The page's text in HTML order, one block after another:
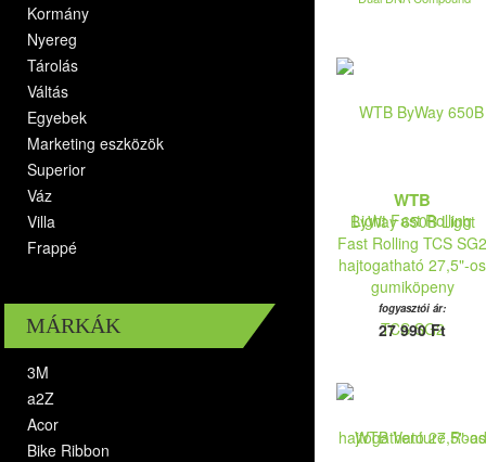
Kormány
Nyereg
Tárolás
Váltás
Egyebek
Marketing eszközök
Superior
Váz
Villa
Frappé
MÁRKÁK
3M
a2Z
Acor
Bike Ribbon
WTB
ByWay 650B Light
Fast Rolling TCS SG2
hajtogatható 27,5"-os
gumiköpeny
fogyasztói ár:
27 990 Ft